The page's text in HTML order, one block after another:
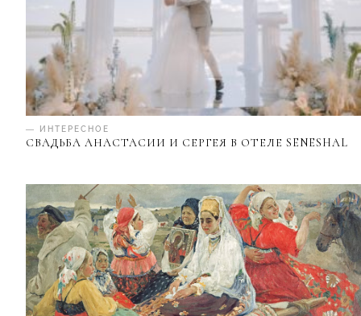
— ИНТЕРЕСНОЕ
СВАДЬБА АНАСТАСИИ И СЕРГЕЯ В ОТЕЛЕ SENESHAL